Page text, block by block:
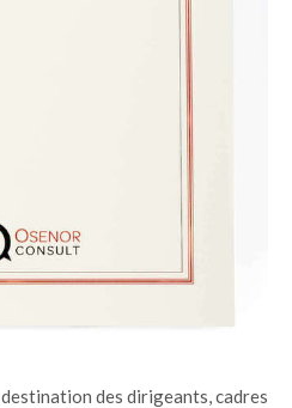
des dirigeants, cadres